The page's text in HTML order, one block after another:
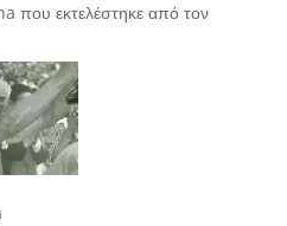
που εκτελέστηκε από τον